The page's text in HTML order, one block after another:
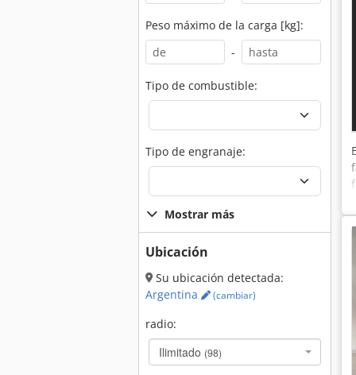
Peso máximo de la carga [kg]:
-
Tipo de combustible:
Tipo de engranaje:
Mostrar más
Ubicación
Su ubicación detectada:
Argentina
(cambiar)
radio:
Ilimitado (98)